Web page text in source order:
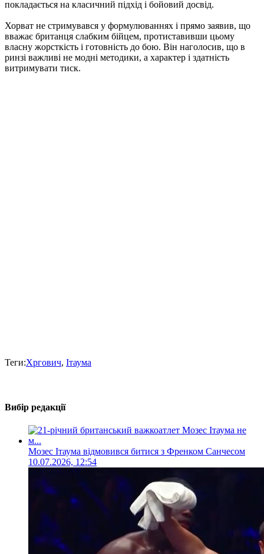
покладається на класичний підхід і бойовий досвід.
Хорват не стримувався у формулюваннях і прямо заявив, що
вважає британця слабким бійцем, протиставивши цьому
власну жорсткість і готовність до бою. Він наголосив, що в
ринзі важливі не модні методики, а характер і здатність
витримувати тиск.
Теги:Хргович, Ітаума
Вибір редакції
Мозес Ітаума відмовився битися з Френком Санчесом
10.07.2026, 12:54